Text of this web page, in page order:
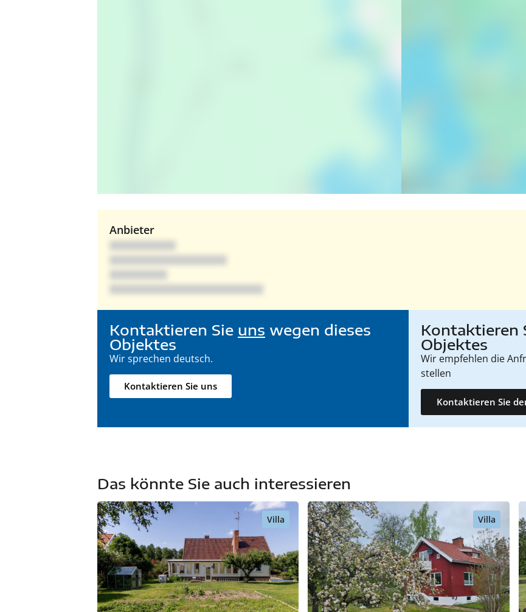
Anbieter
Kontaktieren Sie uns wegen dieses
Objektes
Wir sprechen deutsch.
Kontaktieren Sie uns
Kontaktieren
Objektes
Wir empfehlen die
stellen
Kontaktieren Sie
Das könnte Sie auch interessieren
Villa Villa